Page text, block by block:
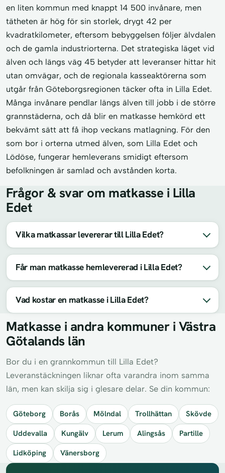
en liten kommun med knappt 14 500 invånare, men
tätheten är hög för sin storlek, drygt 42 per
kvadratkilometer, eftersom bebyggelsen följer älvdalen
och de gamla industriorterna. Det strategiska läget vid
älven och längs väg 45 betyder att leveranser hittar hit
utan omvägar, och de regionala kasseaktörerna som
utgår från Göteborgsregionen täcker ofta in Lilla Edet.
Många invånare pendlar längs älven till jobb i de större
grannstäderna, och då blir en matkasse hemkörd ett
bekvämt sätt att få ihop veckans matlagning. För den
som bor i orterna utmed älven, som Lilla Edet och
Lödöse, fungerar hemleverans smidigt eftersom
befolkningen är samlad och avstånden korta.
Frågor & svar om matkasse i Lilla
Edet
Vilka matkassar levererar till Lilla Edet?
Får man matkasse hemlevererad i Lilla Edet?
Vad kostar en matkasse i Lilla Edet?
Matkasse i andra kommuner i Västra
Götalands län
Bor du i en grannkommun till Lilla Edet?
Leveranstäckningen liknar ofta varandra inom samma
län, men kan skilja sig i glesare delar. Se din kommun:
Göteborg Borås Mölndal Trollhättan
Skövde
Uddevalla
Kungälv Lerum Alingsås
Partille
Lidköping
Vänersborg